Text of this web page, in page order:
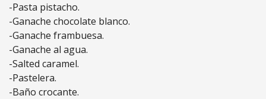
-Pasta pistacho.
-Ganache chocolate blanco.
-Ganache frambuesa.
-Ganache al agua.
-Salted caramel.
-Pastelera.
-Baño crocante.